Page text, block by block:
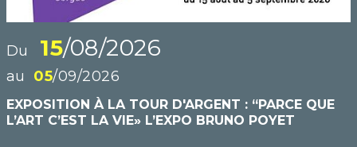
Du 15/08/2026
au 05/09/2026
EXPOSITION À LA TOUR D'ARGENT : “PARCE QUE
L’ART C’EST LA VIE» L’EXPO BRUNO POYET